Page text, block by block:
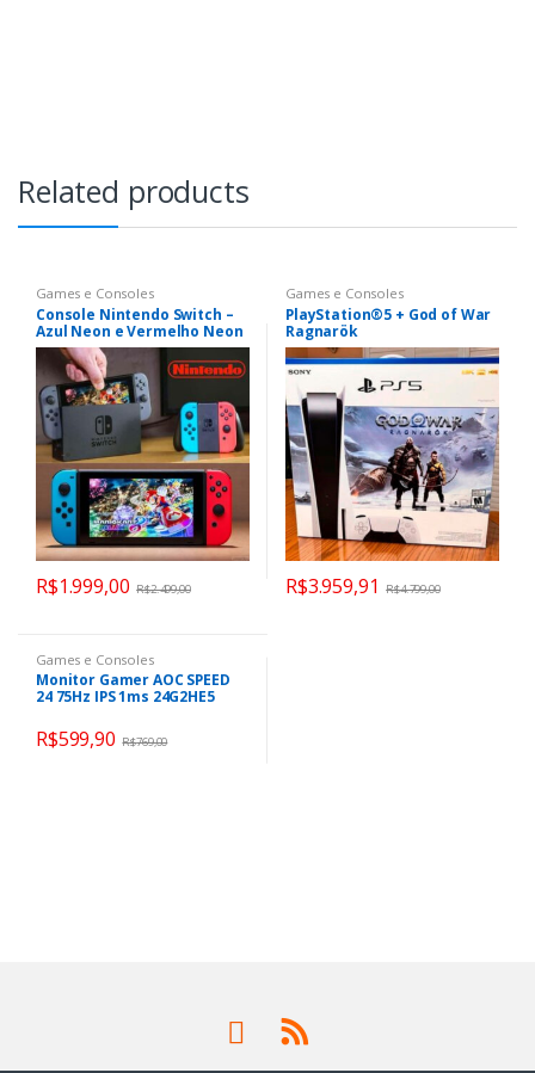
Related products
Games e Consoles
Console Nintendo Switch –
Azul Neon e Vermelho Neon
R$1.999,00 R$2.499,00
Games e Consoles
PlayStation®5 + God of War
Ragnarök
R$3.959,91 R$4.799,00
Games e Consoles
Monitor Gamer AOC SPEED
24 75Hz IPS 1ms 24G2HE5
R$599,90 R$769,00